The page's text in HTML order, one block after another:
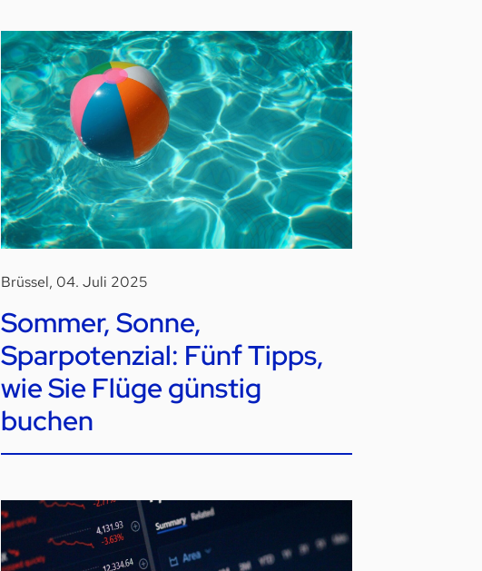
Brüssel, 04. Juli 2025
Sommer, Sonne,
Sparpotenzial: Fünf Tipps,
wie Sie Flüge günstig
buchen